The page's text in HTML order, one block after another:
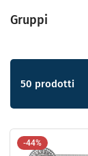
Gruppi
50 prodotti
-44%